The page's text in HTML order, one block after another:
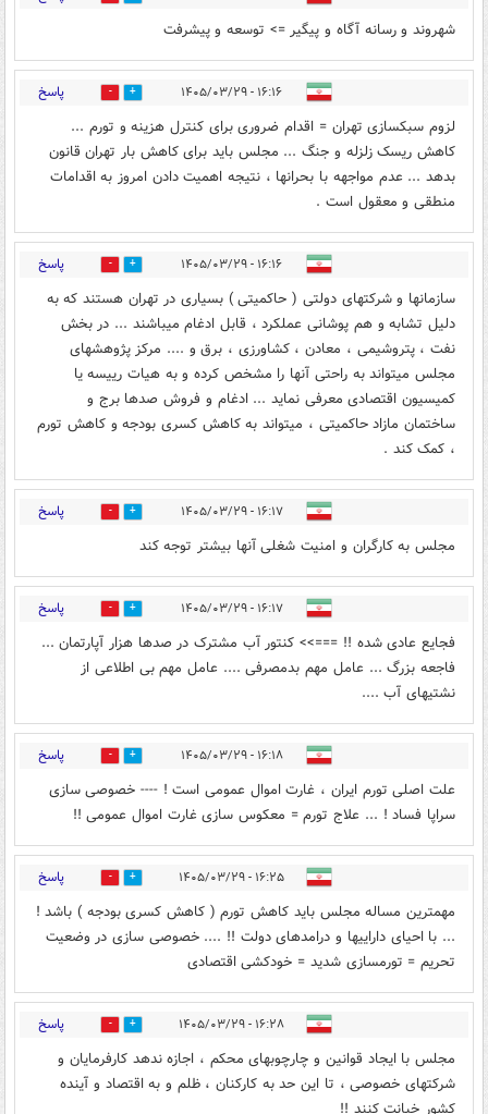
شهروند و رسانه آگاه و پیگیر => توسعه و پیشرفت
۱۶:۱۶ - ۱۴۰۵/۰۳/۲۹ 1 پاسخ
لزوم سبکسازی تهران = اقدام ضروری برای کنترل هزینه و تورم ...
کاهش ریسک زلزله و جنگ ... مجلس باید برای کاهش بار تهران قانون
بدهد ... عدم مواجهه با بحرانها ، نتیجه اهمیت دادن امروز به اقدامات
منطقی و معقول است .
۱۶:۱۶ - ۱۴۰۵/۰۳/۲۹ 1 پاسخ
سازمانها و شرکتهای دولتی ( حاکمیتی ) بسیاری در تهران هستند که به
دلیل تشابه و هم پوشانی عملکرد ، قابل ادغام میباشند ... در بخش
نفت ، پتروشیمی ، معادن ، کشاورزی ، برق و .... مرکز پژوهشهای
مجلس میتواند به راحتی آنها را مشخص کرده و به هیات رییسه یا
کمیسیون اقتصادی معرفی نماید ... ادغام و فروش صدها برج و
ساختمان مازاد حاکمیتی ، میتواند به کاهش کسری بودجه و کاهش تورم
، کمک کند .
۱۶:۱۷ - ۱۴۰۵/۰۳/۲۹ 1 پاسخ
مجلس به کارگران و امنیت شغلی آنها بیشتر توجه کند
۱۶:۱۷ - ۱۴۰۵/۰۳/۲۹ 1 پاسخ
فجایع عادی شده !! ===>> کنتور آب مشترک در صدها هزار آپارتمان ...
فاجعه بزرگ ... عامل مهم بدمصرفی .... عامل مهم بی اطلاعی از
نشتیهای آب ....
۱۶:۱۸ - ۱۴۰۵/۰۳/۲۹ 1 پاسخ
علت اصلی تورم ایران ، غارت اموال عمومی است ! ---- خصوصی سازی
سراپا فساد ! ... علاج تورم = معکوس سازی غارت اموال عمومی !!
۱۶:۲۵ - ۱۴۰۵/۰۳/۲۹ 1 پاسخ
مهمترین مساله مجلس باید کاهش تورم ( کاهش کسری بودجه ) باشد !
... با احیای داراییها و درامدهای دولت !! .... خصوصی سازی در وضعیت
تحریم = تورمسازی شدید = خودکشی اقتصادی
۱۶:۲۸ - ۱۴۰۵/۰۳/۲۹ 1 پاسخ
مجلس با ایجاد قوانین و چارچوبهای محکم ، اجازه ندهد کارفرمایان و
شرکتهای خصوصی ، تا این حد به کارکنان ، ظلم و به اقتصاد و آینده
کشور خیانت کنند !!